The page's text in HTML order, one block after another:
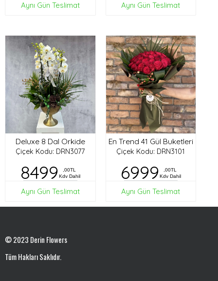
Aynı Gün Teslimat Aynı Gün Teslimat
Deluxe 8 Dal Orkide
Çiçek Kodu: DRN3077
8499
,00TL
Kdv Dahil
Aynı Gün Teslimat
En Trend 41 Gül Buketleri
Çiçek Kodu: DRN3101
6999
,00TL
Kdv Dahil
Aynı Gün Teslimat
© 2023 Derin Flowers
Tüm Hakları Saklıdır.